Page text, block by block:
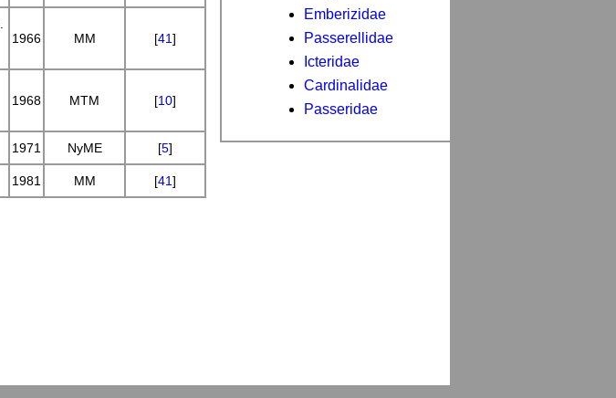
Emberizidae
Passerellidae
Icteridae
Cardinalidae
Passeridae
1966 MM [41]
1968 MTM [10]
1971 NyME [5]
1981 MM [41]